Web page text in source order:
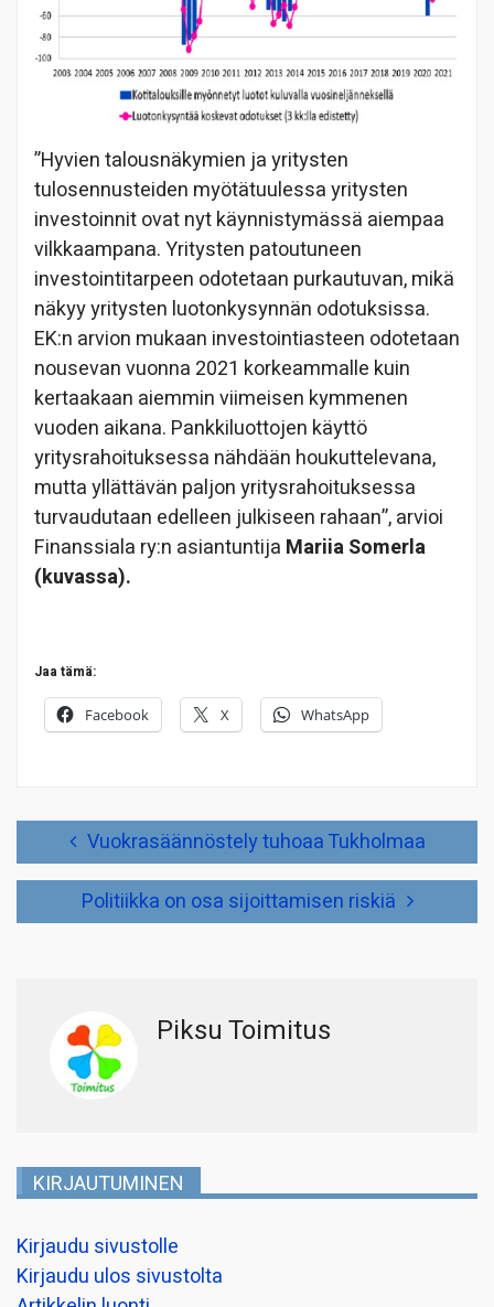
”Hyvien talousnäkymien ja yritysten
tulosennusteiden myötätuulessa yritysten
investoinnit ovat nyt käynnistymässä aiempaa
vilkkaampana. Yritysten patoutuneen
investointitarpeen odotetaan purkautuvan, mikä
näkyy yritysten luotonkysynnän odotuksissa.
EK:n arvion mukaan investointiasteen odotetaan
nousevan vuonna 2021 korkeammalle kuin
kertaakaan aiemmin viimeisen kymmenen
vuoden aikana. Pankkiluottojen käyttö
yritysrahoituksessa nähdään houkuttelevana,
mutta yllättävän paljon yritysrahoituksessa
turvaudutaan edelleen julkiseen rahaan”, arvioi
Finanssiala ry:n asiantuntija Mariia Somerla
(kuvassa).
Jaa tämä:
Facebook X WhatsApp
ArtikkelienVuokrasäännöstely tuhoaa Tukholmaa
Politiikka on osa sijoittamisen riskiä
Piksu Toimitus
KIRJAUTUMINEN
Kirjaudu sivustolle
Kirjaudu ulos sivustolta